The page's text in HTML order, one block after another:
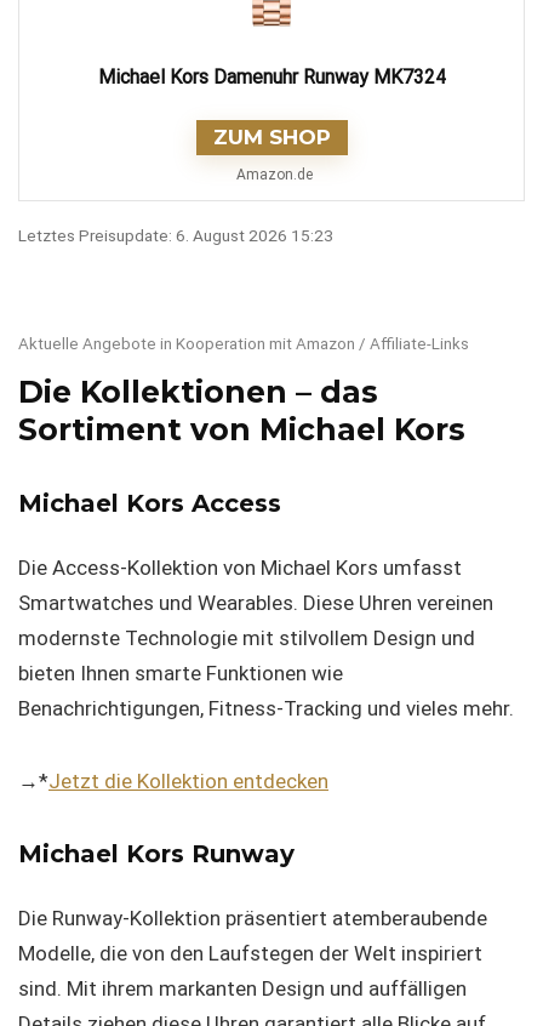
Michael Kors Damenuhr Runway MK7324
ZUM SHOP
Amazon.de
Letztes Preisupdate: 6. August 2026 15:23
Aktuelle Angebote in Kooperation mit Amazon / Affiliate-Links
Die Kollektionen – das
Sortiment von Michael Kors
Michael Kors Access
Die Access-Kollektion von Michael Kors umfasst
Smartwatches und Wearables. Diese Uhren vereinen
modernste Technologie mit stilvollem Design und
bieten Ihnen smarte Funktionen wie
Benachrichtigungen, Fitness-Tracking und vieles mehr.
→*Jetzt die Kollektion entdecken
Michael Kors Runway
Die Runway-Kollektion präsentiert atemberaubende
Modelle, die von den Laufstegen der Welt inspiriert
sind. Mit ihrem markanten Design und auffälligen